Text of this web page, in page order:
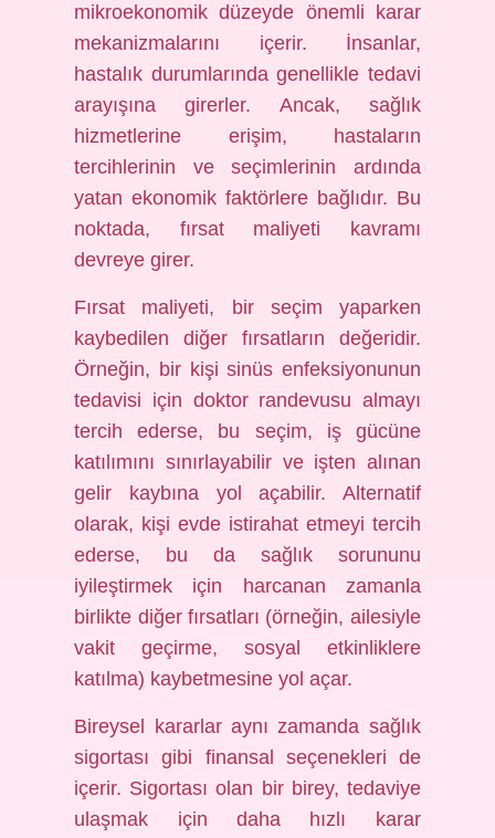
mikroekonomik düzeyde önemli karar
mekanizmalarını içerir. İnsanlar,
hastalık durumlarında genellikle tedavi
arayışına girerler. Ancak, sağlık
hizmetlerine erişim, hastaların
tercihlerinin ve seçimlerinin ardında
yatan ekonomik faktörlere bağlıdır. Bu
noktada, fırsat maliyeti kavramı
devreye girer.
Fırsat maliyeti, bir seçim yaparken
kaybedilen diğer fırsatların değeridir.
Örneğin, bir kişi sinüs enfeksiyonunun
tedavisi için doktor randevusu almayı
tercih ederse, bu seçim, iş gücüne
katılımını sınırlayabilir ve işten alınan
gelir kaybına yol açabilir. Alternatif
olarak, kişi evde istirahat etmeyi tercih
ederse, bu da sağlık sorununu
iyileştirmek için harcanan zamanla
birlikte diğer fırsatları (örneğin, ailesiyle
vakit geçirme, sosyal etkinliklere
katılma) kaybetmesine yol açar.
Bireysel kararlar aynı zamanda sağlık
sigortası gibi finansal seçenekleri de
içerir. Sigortası olan bir birey, tedaviye
ulaşmak için daha hızlı karar